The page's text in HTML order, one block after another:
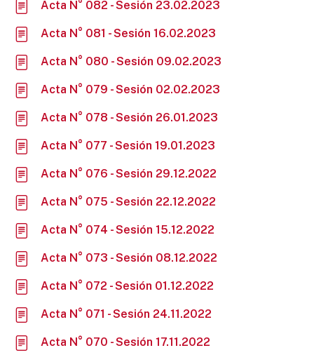
Acta N° 082 - Sesión 23.02.2023
Acta N° 081 - Sesión 16.02.2023
Acta N° 080 - Sesión 09.02.2023
Acta N° 079 - Sesión 02.02.2023
Acta N° 078 - Sesión 26.01.2023
Acta N° 077 - Sesión 19.01.2023
Acta N° 076 - Sesión 29.12.2022
Acta N° 075 - Sesión 22.12.2022
Acta N° 074 - Sesión 15.12.2022
Acta N° 073 - Sesión 08.12.2022
Acta N° 072 - Sesión 01.12.2022
Acta N° 071 - Sesión 24.11.2022
Acta N° 070 - Sesión 17.11.2022